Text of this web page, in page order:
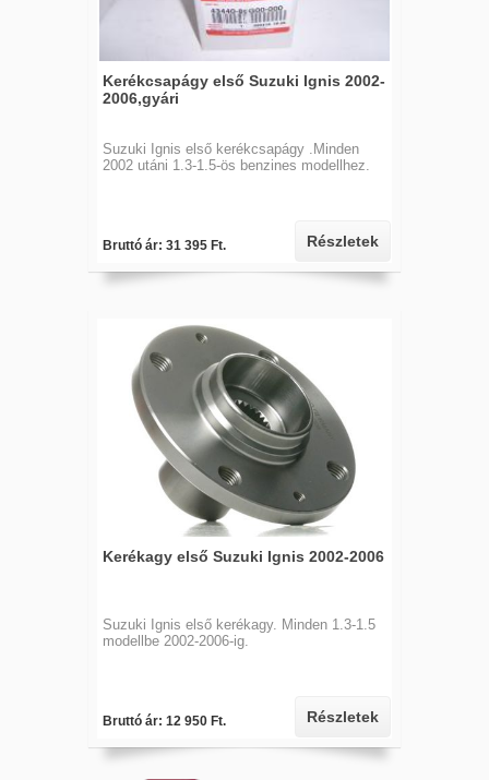
Kerékcsapágy első Suzuki Ignis 2002-
2006,gyári
Suzuki Ignis első kerékcsapágy .Minden
2002 utáni 1.3-1.5-ös benzines modellhez.
Bruttó ár: 31 395 Ft. Részletek
Kerékagy első Suzuki Ignis 2002-2006
Suzuki Ignis első kerékagy. Minden 1.3-1.5
modellbe 2002-2006-ig.
Bruttó ár: 12 950 Ft. Részletek